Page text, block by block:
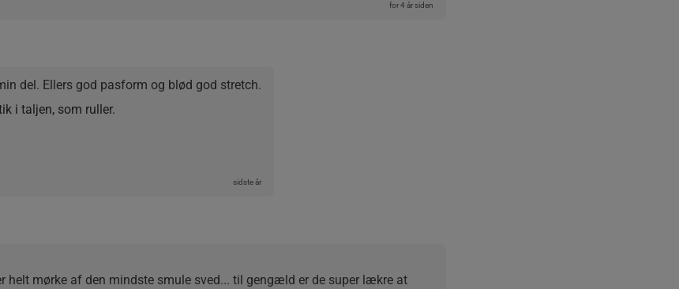
for 4 år siden
del. Ellers god pasform og blød god stretch.
i taljen, som ruller.
sidste år
helt mørke af den mindste smule sved... til gengæld er de super lækre at